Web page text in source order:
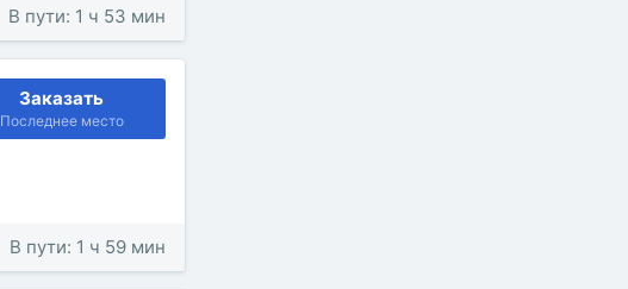
В пути: 1 ч 53 мин
Заказать
Последнее место
В пути: 1 ч 59 мин